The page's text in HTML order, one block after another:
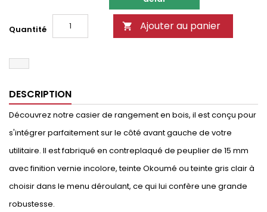
Quantité  Ajouter au panier
DESCRIPTION
Découvrez notre casier de rangement en bois, il est conçu pour
s'intégrer parfaitement sur le côté avant gauche de votre
utilitaire. Il est fabriqué en contreplaqué de peuplier de 15 mm
avec finition vernie incolore, teinte Okoumé ou teinte gris clair à
choisir dans le menu déroulant, ce qui lui confère une grande
robustesse.